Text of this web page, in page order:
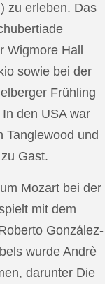
zu erleben. Das
Hall
sowie bei der
Frühling
den USA war
Tanglewood und
Gast.
Mozart bei der
mit dem
González-
wurde Andrè
darunter Die